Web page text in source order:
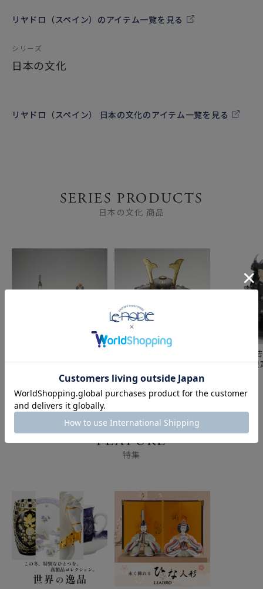
リヤドロ（スペイン）のアイテム一覧を見る
シリーズ
日本の文化
リヤドロ（スペイン） 日本の文化のアイテム一覧を見る
SERIES PRODUCTS
日本の文化 商品
08049 親王 08050
定3500体）
リヤドロ
13047（限
FEATURE
特集